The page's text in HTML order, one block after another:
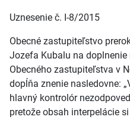
Uznesenie č. I-8/2015
Obecné zastupiteľstvo
Jozefa Kubalu na
Obecného zastupiteľstva v
dopĺňa znenie nasledovne:
hlavný kontrolór
pretože obsah interpelácie